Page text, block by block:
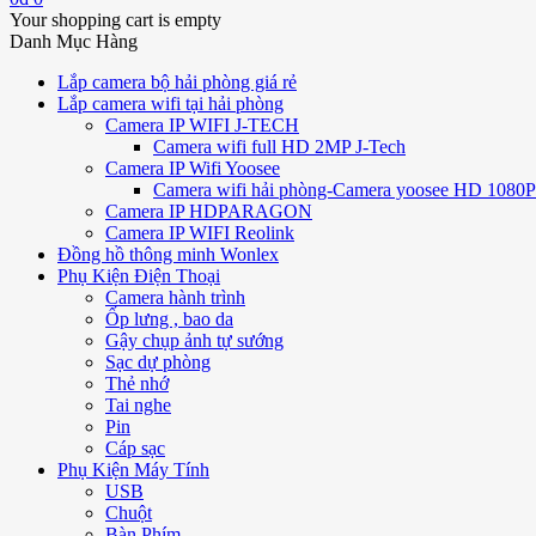
Your shopping cart is empty
Danh Mục Hàng
Lắp camera bộ hải phòng giá rẻ
Lắp camera wifi tại hải phòng
Camera IP WIFI J-TECH
Camera wifi full HD 2MP J-Tech
Camera IP Wifi Yoosee
Camera wifi hải phòng-Camera yoosee HD
Camera IP HDPARAGON
Camera IP WIFI Reolink
Đồng hồ thông minh Wonlex
Phụ Kiện Điện Thoại
Camera hành trình
Ốp lưng , bao da
Gậy chụp ảnh tự sướng
Sạc dự phòng
Thẻ nhớ
Tai nghe
Pin
Cáp sạc
Phụ Kiện Máy Tính
USB
Chuột